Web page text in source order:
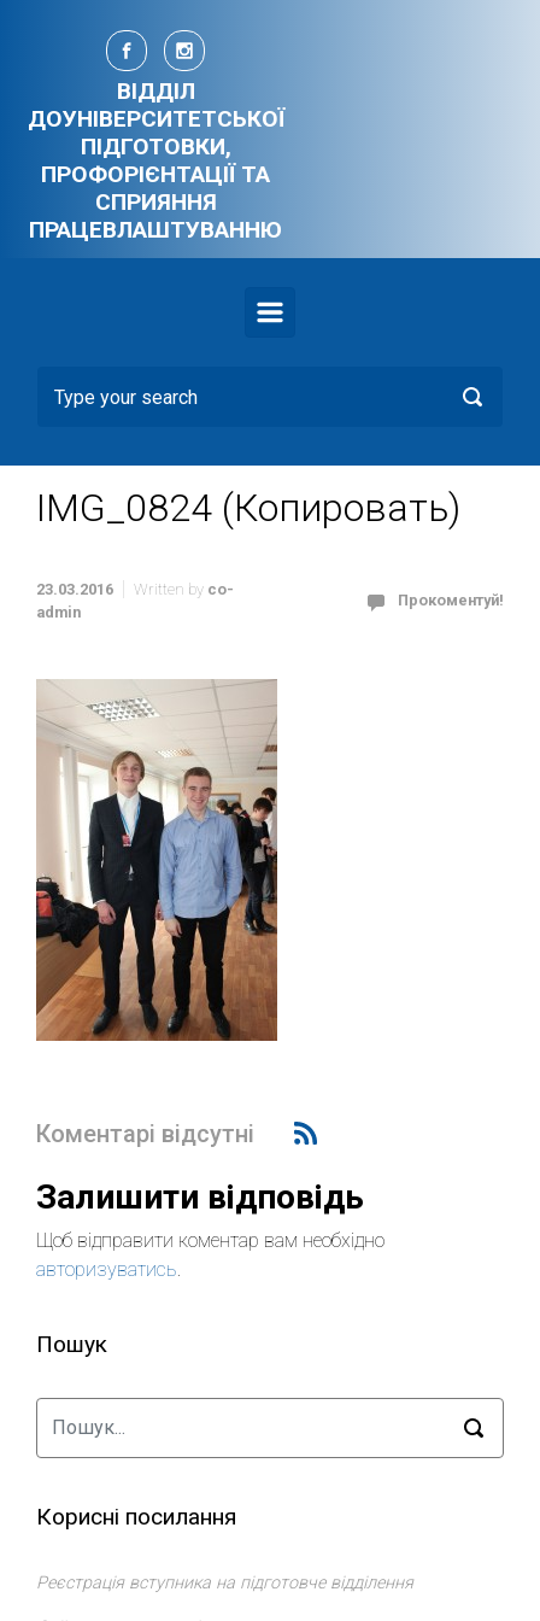
Skip to main content
ВІДДІЛ
ДОУНІВЕРСИТЕТСЬКОЇ
ПІДГОТОВКИ,
ПРОФОРІЄНТАЦІЇ ТА
СПРИЯННЯ
ПРАЦЕВЛАШТУВАННЮ
IMG_0824 (Копировать)
23.03.2016 Written by co-
admin
Прокоментуй!
Коментарі відсутні
Залишити відповідь
Щоб відправити коментар вам необхідно
авторизуватись.
Пошук
Корисні посилання
Реєстрація вступника на підготовче відділення